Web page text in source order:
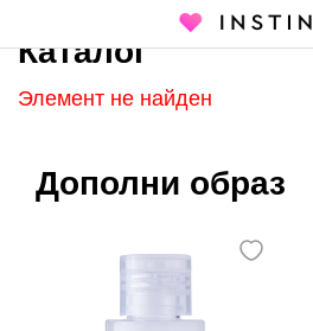
Каталог
Каталог
Элемент не найден
Дополни образ